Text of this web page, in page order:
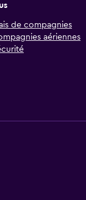
de compagnies
aériennes